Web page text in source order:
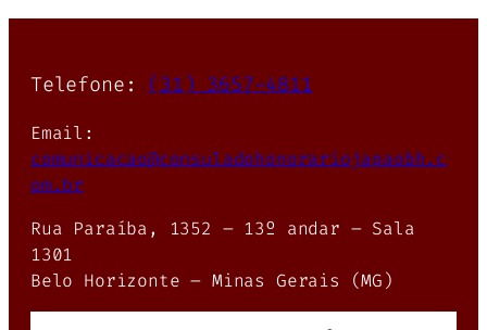
Telefone: (31) 3657-4811
Email:
comunicacao@consuladohonorariojapaobh.c
om.br
Rua Paraíba, 1352 – 13º andar – Sala
1301
Belo Horizonte – Minas Gerais (MG)